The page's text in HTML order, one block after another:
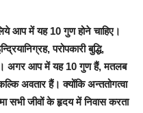
आप में यह 10 गुण होने चाहिए।
परोपकारी बुद्धि,
अगर आप में यह 10 गुण हैं, मतलब
अवतार हैं। क्योंकि अन्ततोगत्वा
सभी जीवों के हृदय में निवास करता